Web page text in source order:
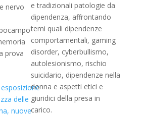
nervo
prova
e tradizionali patologie da
dipendenza, affrontando
temi quali dipendenze
comportamentali, gaming
disorder, cyberbullismo,
autolesionismo, rischio
suicidario, dipendenze nella
donna e aspetti etici e
giuridici della presa in
carico.